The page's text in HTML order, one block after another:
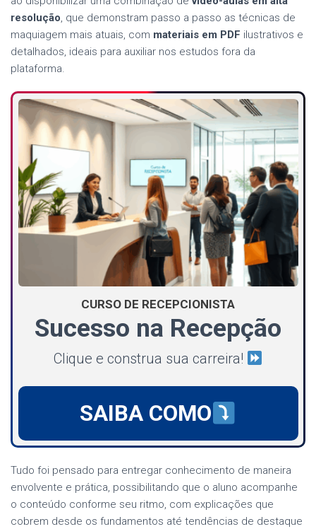
resolução, que demonstram passo a passo as técnicas de
maquiagem mais atuais, com materiais em PDF ilustrativos e
detalhados, ideais para auxiliar nos estudos fora da
plataforma.
CURSO DE RECEPCIONISTA
Sucesso na Recepção
Clique e construa sua carreira!
SAIBA COMO
Tudo foi pensado para entregar conhecimento de maneira
envolvente e prática, possibilitando que o aluno acompanhe
o conteúdo conforme seu ritmo, com explicações que
cobrem desde os fundamentos até tendências de destaque